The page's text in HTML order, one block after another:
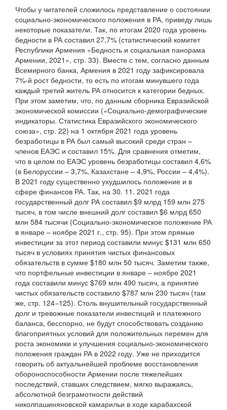
Чтобы у читателей сложилось представление о состоянии
социально-экономического положения в РА, приведу лишь
некоторые показатели. Так, по итогам 2020 года уровень
бедности в РА составил 27,7% (статистический комитет
Республики Армения «Бедность и социальная панорама
Армении, 2021», стр. 33). Вместе с тем, согласно данным
Всемирного банка, Армения в 2021 году зафиксировала
7%-й рост бедности, то есть по итогам минувшего года
каждый третий житель РА относится к категории бедных.
При этом заметим, что, по данным сборника Евразийской
экономической комиссии («Социально-демографические
индикаторы. Статистика Евразийского экономического
союза», стр. 22) на 1 октября 2021 года уровень
безработицы в РА был самый высокий среди стран –
членов ЕАЭС и составил 15%. Для сравнения отметим,
что в целом по ЕАЭС уровень безработицы составил 4,6%
(в Белоруссии – 3,7%, Казахстане – 4,9%, России – 4,4%).
В 2021 году существенно ухудшилось положение и в
сфере финансов РА. Так, на 30. 11. 2021 года
государственный долг РА составил $9 млрд 159 млн 275
тысяч, в том числе внешний долг составил $6 млрд 650
млн 584 тысячи (Социально-экономическое положение РА
в январе – ноябре 2021 г., стр. 95). При этом прямые
инвестиции за этот период составили минус $131 млн 650
тысяч в условиях принятия чистых финансовых
обязательств в сумме $180 млн 50 тысяч. Заметим также,
что портфельные инвестиции в январе – ноябре 2021
года составили минус $769 млн 490 тысяч, а принятие
чистых обязательств составило $787 млн 230 тысяч (там
же, стр. 124−125). Столь внушительный государственный
долг и тревожные показатели инвестиций и платежного
баланса, бесспорно, не будут способствовать созданию
благоприятных условий для положительных перемен для
роста экономики и улучшения социально-экономического
положения граждан РА в 2022 году. Уже не приходится
говорить об актуальнейшей проблеме восстановления
обороноспособности Армении после тяжелейших
последствий, ставших следствием, мягко выражаясь,
абсолютной безграмотности действий
николпашиняновской камарильи в ходе карабахской